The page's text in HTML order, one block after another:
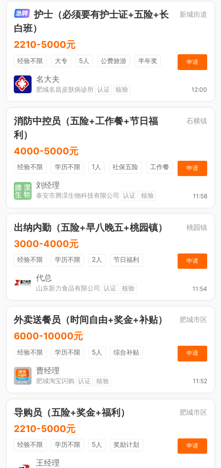
护士（必须要有护士证+五险+长
白班）
新城街道
2210-5000元
经验不限 大专 5人 公费旅游
半年奖
奖金
综合补贴
申请
名大夫
肥城名昌皮肤病诊所 认证 核验 12:00
消防中控员（五险+工作餐+节日福
利）
石横镇
4000-5000元
经验不限 学历不限 1人 社保五险
工作餐
节日福利
申请
刘经理
泰安市腾淏生物科技有限公司 认证 核验 11:58
出纳内勤（五险+早八晚五+桃园镇） 桃园镇
3000-4000元
经验不限 学历不限 2人
节日福利
社保五险
工作餐
申请
代总
山东新力食品有限公司 认证 核验 11:54
外卖送餐员（时间自由+奖金+补贴） 肥城市区
6000-10000元
经验不限 学历不限 5人
综合补贴
奖励计划
加班补助
申请
曹经理
肥城淘宝闪购 认证 核验 11:52
导购员（五险+奖金+福利） 肥城市区
2210-5000元
经验不限 学历不限 5人
奖励计划
销售奖金
社保五险
申请
王经理